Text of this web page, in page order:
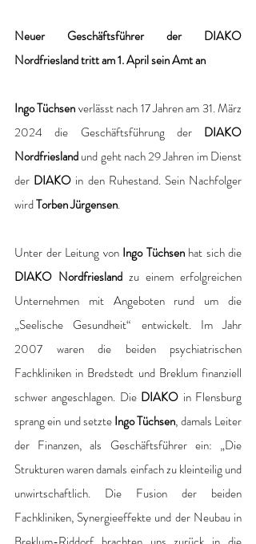
Neuer Geschäftsführer der DIAKO
Nordfriesland tritt am 1. April sein Amt an
Ingo Tüchsen verlässt nach 17 Jahren am 31. März
2024 die Geschäftsführung der DIAKO
Nordfriesland und geht nach 29 Jahren im Dienst
der DIAKO in den Ruhestand. Sein Nachfolger
wird Torben Jürgensen.
Unter der Leitung von Ingo Tüchsen
DIAKO Nordfriesland zu einem erfolgreichen
Unternehmen mit Angeboten rund um die
„Seelische Gesundheit“ entwickelt. Im Jahr
2007 waren die beiden psychiatrischen
Fachkliniken in Bredstedt und Breklum finanziell
schwer angeschlagen. Die DIAKO in Flensburg
sprang ein und setzte Ingo Tüchsen, damals Leiter
der Finanzen, als Geschäftsführer ein: „Die
Strukturen waren damals einfach zu kleinteilig und
unwirtschaftlich. Die Fusion der beiden
Fachkliniken, Synergieeffekte und der Neubau in